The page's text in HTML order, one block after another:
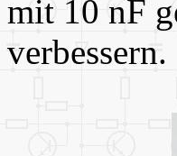
mit 10 nF
verbessern.